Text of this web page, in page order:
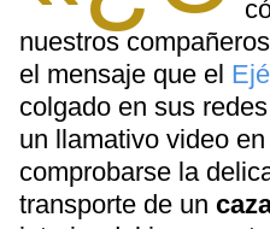
nuestros
el mensaje que el
colgado en sus
un llamativo video
comprobarse la
transporte de un